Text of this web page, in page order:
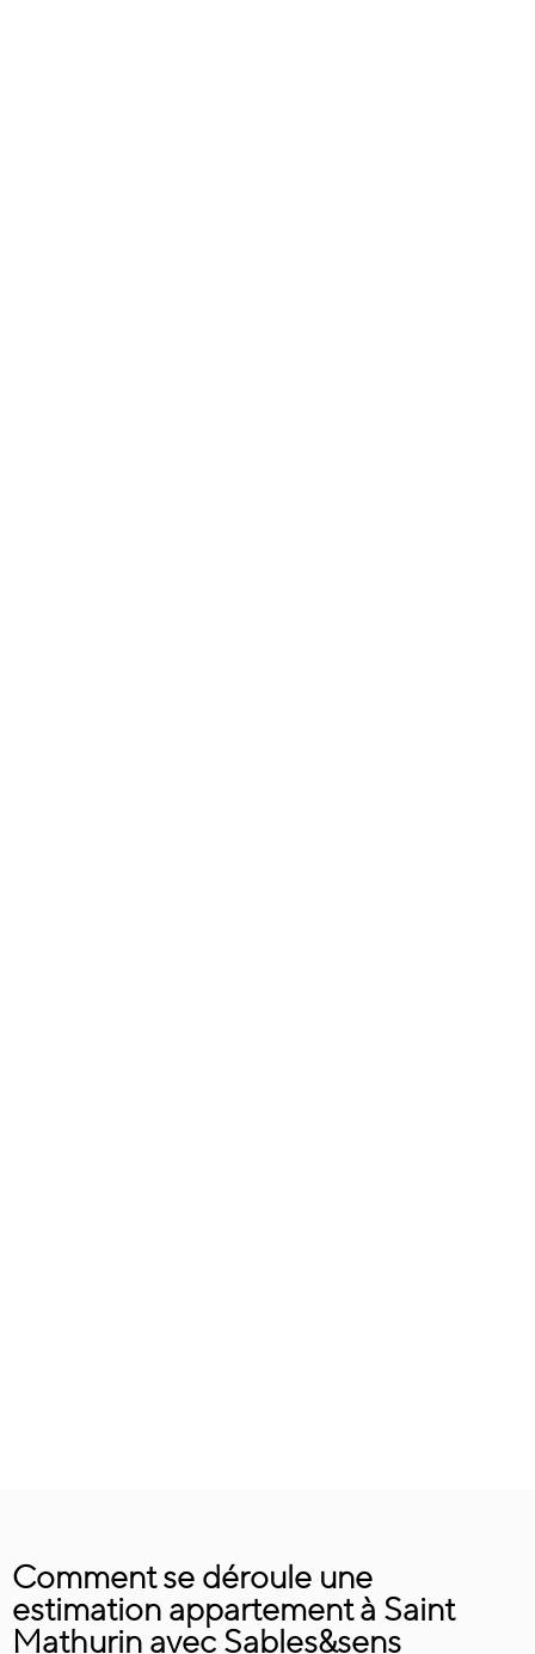
Comment se déroule une
estimation appartement à Saint
Mathurin avec Sables&sens